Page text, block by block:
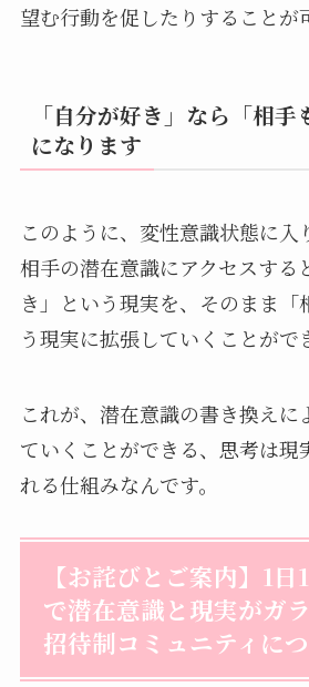
望む行動を促したりすることが
「自分が好き」なら「相
になります
このように、変性意識状態に入
相手の潜在意識にアクセスする
き」という現実を、そのまま「
う現実に拡張していくことがで
これが、潜在意識の書き換えに
ていくことができる、思考は現
れる仕組みなんです。
【お詫びとご案内】1
で潜在意識と現実がガ
招待制コミュニティに